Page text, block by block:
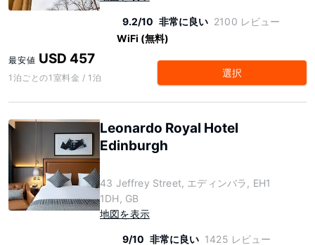
9.2/10 非常に良い 2100 レビュー
WiFi (無料)
最安値 USD 457
1泊ごとの1室料金 / 1泊 選択
Leonardo Royal Hotel
Edinburgh
43 Jeffrey Street, エディンバラ, EH1
1DH, GB
地図を表示
9/10 非常に良い 1425 レビュー